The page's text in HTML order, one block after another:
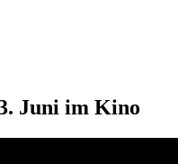
Juni im Kino